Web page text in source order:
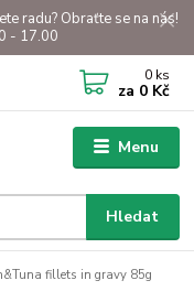
radu? Obraťte se na nás!
- 17.00
Menu
Hledat
0 ks
za 0 Kč
fillets in gravy 85g